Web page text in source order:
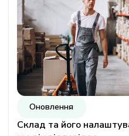
Оновлення
Склад та його